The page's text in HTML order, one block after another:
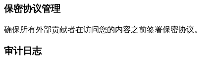
保密协议管理
确保所有外部贡献者在访问您的内容之前签署保密协议。
审计日志